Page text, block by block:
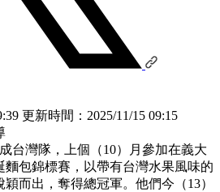
更新時間： 2025/11/15 09:15
台灣隊，上個（10）月參加在義大
麵包錦標賽，以帶有台灣水果風味的
而出，奪得總冠軍。他們今（13）